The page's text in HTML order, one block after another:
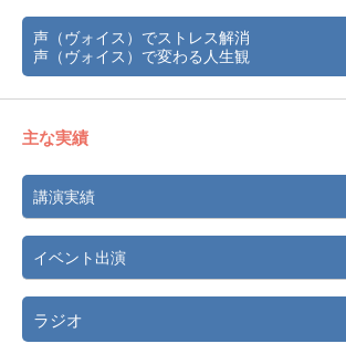
CDブック』（音妃著・BAB出版）が全
評につき11刷目の重版。
7月、下田FMでパーソナリティーを務め
ニカミノルタ）｢フィンランド～オーロ
て、｢Gifts from Angels｣（作詞・作曲・
供。（～2013年6月）
2013年
10月、『倍音ヒーリングCDブック』（
版）全国書店にて発売。
12月、世田谷プラネタリウムにて楽曲
月）。
2014年
7月、オーストラリアにて初海外コンサ
プ開催 。
声（ヴォイス）でストレス解消
声（ヴォイス）で変わる人生観
主な実績
講演実績
イベント出演
ラジオ